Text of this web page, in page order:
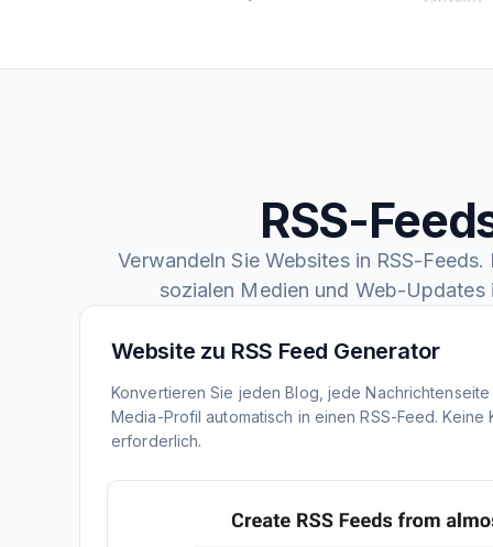
RSS-
Verwandeln Sie Websites in RSS-
sozialen Medien und Web-Updates
Website zu RSS Feed Generator
Konvertieren Sie jeden Blog, jede
Media-Profil automatisch in einen RSS-Feed. Keine
erforderlich.